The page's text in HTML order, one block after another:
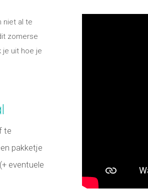
niet al te
zomerse
je uit hoe je
te
pakketje
eventuele